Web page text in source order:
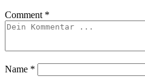
Comment *
Name *